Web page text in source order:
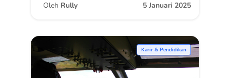
Oleh Rully 5 Januari 2025
Karir & Pendidikan